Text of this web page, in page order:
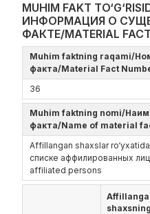
MUHIM FAKT
ИНФОРМАЦИЯ О
ФАКТЕ/MATERIAL
Muhim faktning raqami/
факта/Material Fact
36
Muhim faktning nomi/
факта/Name of material
Affillangan shaxslar
списке аффилированных
affiliated persons
shaxsning